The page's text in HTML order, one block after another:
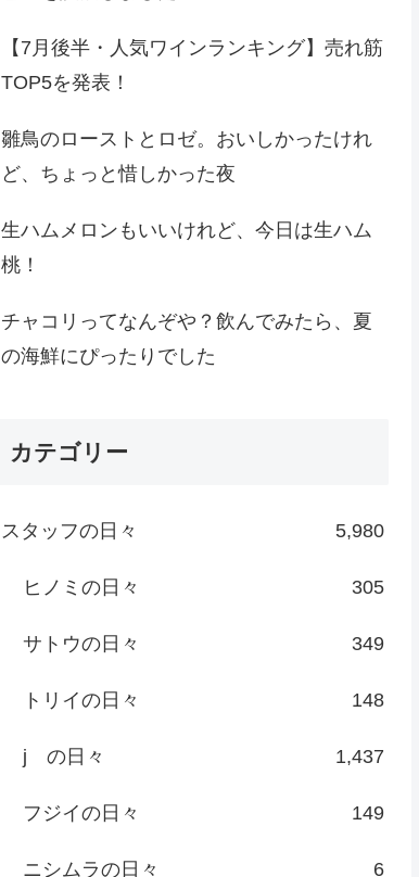
【7月後半・人気ワインランキング】売れ筋
TOP5を発表！
雛鳥のローストとロゼ。おいしかったけれ
ど、ちょっと惜しかった夜
生ハムメロンもいいけれど、今日は生ハム
桃！
チャコリってなんぞや？飲んでみたら、夏
の海鮮にぴったりでした
カテゴリー
スタッフの日々 5,980
ヒノミの日々 305
サトウの日々 349
トリイの日々 148
j の日々 1,437
フジイの日々 149
ニシムラの日々 6